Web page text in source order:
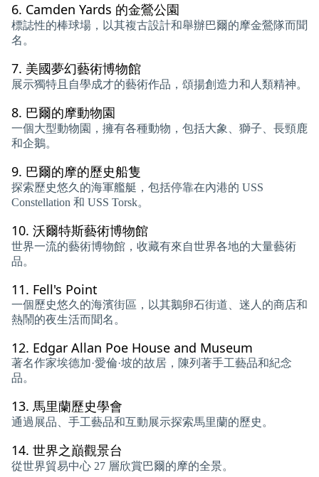
6. Camden Yards 的金鶯公園
標誌性的棒球場，以其複古設計和舉辦巴爾的摩金鶯隊而聞
名。
7. 美國夢幻藝術博物館
展示獨特且自學成才的藝術作品，頌揚創造力和人類精神。
8. 巴爾的摩動物園
一個大型動物園，擁有各種動物，包括大象、獅子、長頸鹿
和企鵝。
9. 巴爾的摩的歷史船隻
探索歷史悠久的海軍艦艇，包括停靠在內港的 USS
Constellation 和 USS Torsk。
10. 沃爾特斯藝術博物館
世界一流的藝術博物館，收藏有來自世界各地的大量藝術
品。
11. Fell's Point
一個歷史悠久的海濱街區，以其鵝卵石街道、迷人的商店和
熱鬧的夜生活而聞名。
12. Edgar Allan Poe House and Museum
著名作家埃德加·愛倫·坡的故居，陳列著手工藝品和紀念
品。
13. 馬里蘭歷史學會
通過展品、手工藝品和互動展示探索馬里蘭的歷史。
14. 世界之巔觀景台
從世界貿易中心 27 層欣賞巴爾的摩的全景。